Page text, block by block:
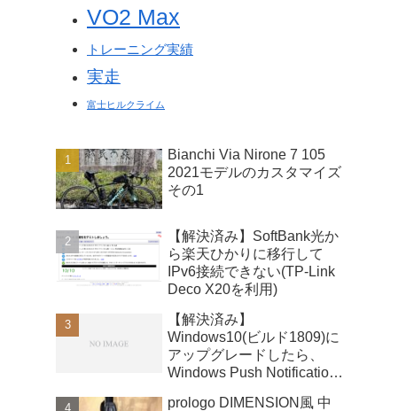
VO2 Max
トレーニング実績
実走
富士ヒルクライム
Bianchi Via Nirone 7 105
2021モデルのカスタマイズ
その1
【解決済み】SoftBank光か
ら楽天ひかりに移行して
IPv6接続できない(TP-Link
Deco X20を利用)
【解決済み】
Windows10(ビルド1809)に
アップグレードしたら、
Windows Push Notifications
prologo DIMENSION風 中